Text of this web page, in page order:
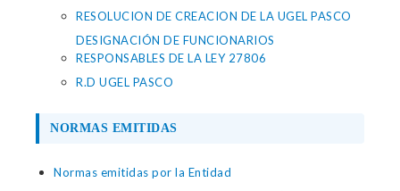
RESOLUCION DE CREACION DE LA UGEL PASCO
DESIGNACIÓN DE FUNCIONARIOS
RESPONSABLES DE LA LEY 27806
R.D UGEL PASCO
NORMAS EMITIDAS
Normas emitidas por la Entidad